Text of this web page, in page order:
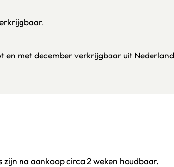
en met december verkrijgbaar uit Nederland
zijn na aankoop circa 2 weken houdbaar.